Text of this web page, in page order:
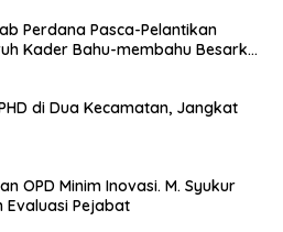
Perdana Pasca-Pelantikan
Kader Bahu-membahu Besarkan
di Dua Kecamatan, Jangkat
OPD Minim Inovasi. M. Syukur
Evaluasi Pejabat